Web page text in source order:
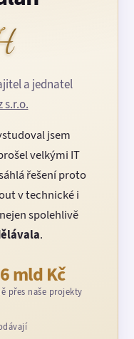
a jednatel
s.r.o.
jsem
velkými IT
řešení proto
v technické i
spolehlivě
.
6 mld Kč
přes naše projekty